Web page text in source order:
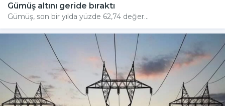
Gümüş altını geride bıraktı
Gümüş, son bir yılda yüzde 62,74 değer...